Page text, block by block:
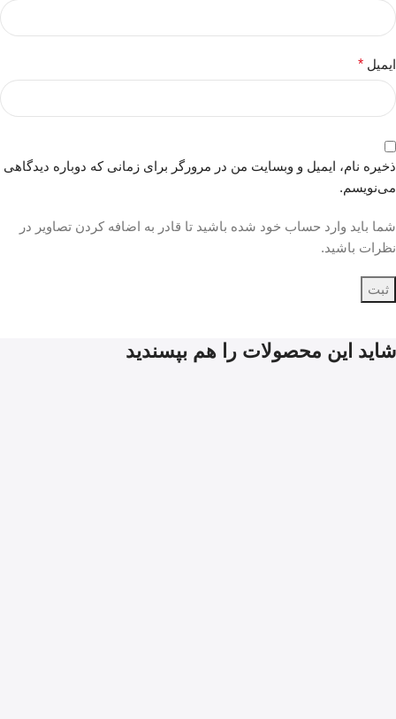
ایمیل *
ذخیره نام، ایمیل و وبسایت من در مرورگر برای زمانی که دوباره دیدگاهی
می‌نویسم.
شما باید وارد حساب خود شده باشید تا قادر به اضافه کردن تصاویر در
نظرات باشید.
شاید این محصولات را هم بپسندید